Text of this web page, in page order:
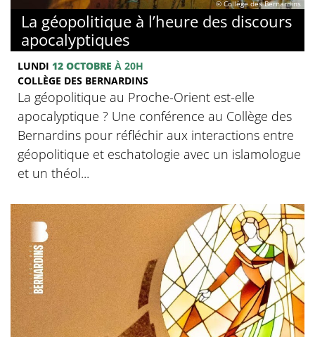
© Collège des Bernardins
La géopolitique à l’heure des discours
apocalyptiques
LUNDI 12 OCTOBRE À 20H
COLLÈGE DES BERNARDINS
La géopolitique au Proche-Orient est-elle
apocalyptique ? Une conférence au Collège des
Bernardins pour réfléchir aux interactions entre
géopolitique et eschatologie avec un islamologue
et un théol...